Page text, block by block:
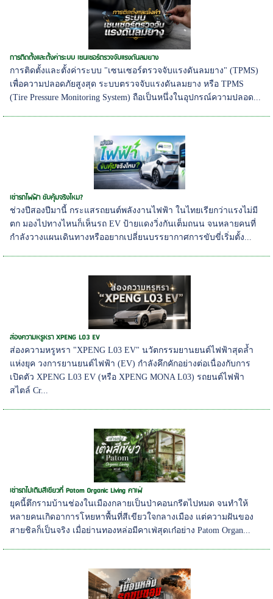
การติดตั้งและตั้งค่าระบบ เซนเซอร์ตรวจจับแรงดันลมยาง
การติดตั้งและตั้งค่าระบบ "เซนเซอร์ตรวจจับแรงดันลมยาง" (TPMS)
เพื่อความปลอดภัยสูงสุด ระบบตรวจจับแรงดันลมยาง หรือ TPMS
(Tire Pressure Monitoring System) ถือเป็นหนึ่งในอุปกรณ์ความปลอด...
เช่ารถไฟฟ้า ขับคุ้มจริงไหม?
ช่วงปีสองปีมานี้ กระแสรถยนต์พลังงานไฟฟ้า ในไทยเรียกว่าแรงไม่มี
ตก มองไปทางไหนก็เห็นรถ EV ป้ายแดงวิ่งกันเต็มถนน จนหลายคนที่
กำลังวางแผนเดินทางหรืออยากเปลี่ยนบรรยากาศการขับขี่เริ่มตั้ง...
ส่องความหรูหรา XPENG L03 EV
ส่องความหรูหรา "XPENG L03 EV" นวัตกรรมยานยนต์ไฟฟ้าสุดล้ำ
แห่งยุค วงการยานยนต์ไฟฟ้า (EV) กำลังคึกคักอย่างต่อเนื่องกับการ
เปิดตัว XPENG L03 EV (หรือ XPENG MONA L03) รถยนต์ไฟฟ้า
สไตล์ Cr...
เช่ารถไปเติมสีเขียวที่ Patom Organic Living คาเฟ่
ยุคนี้ตึกรามบ้านช่องในเมืองกลายเป็นป่าคอนกรีตไปหมด จนทำให้
หลายคนเกิดอาการโหยหาพื้นที่สีเขียวใจกลางเมือง แต่ความฝันของ
สายชิลก็เป็นจริง เมื่อย่านทองหล่อมีคาเฟ่สุดเก๋อย่าง Patom Organ...